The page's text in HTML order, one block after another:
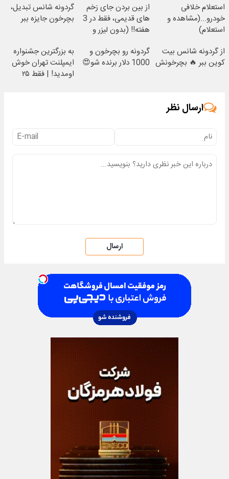
استعلام خلافی
خودرو...(مشاهده و
استعلام)
از بین بردن جای زخم
های قدیمی، فقط در 3
هفته!! (بدون لیزر و
گردونه شانس تبدیل،
بچرخون جایزه ببر
از گردونه شانس بیت
کوین ببر 🔥 بچرخونش
گردونه رو بچرخون و
1000 دلار برنده شو😍
به بزرگترین جشنواره
ایمپلنت تهران خوش
اومدید! | فقط ۲۵
ارسال نظر
ارسال